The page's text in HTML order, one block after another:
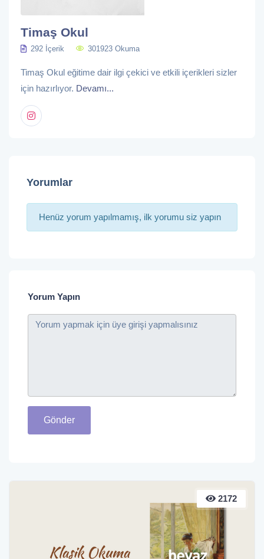
Timaş Okul
292 İçerik 301923 Okuma
Timaş Okul eğitime dair ilgi çekici ve etkili içerikleri sizler
için hazırlıyor. Devamı...
Yorumlar
Henüz yorum yapılmamış, ilk yorumu siz yapın
Yorum Yapın
Gönder
2172